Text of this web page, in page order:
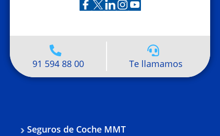
91 594 88 00 Te llamamos
Seguros de Coche MMT